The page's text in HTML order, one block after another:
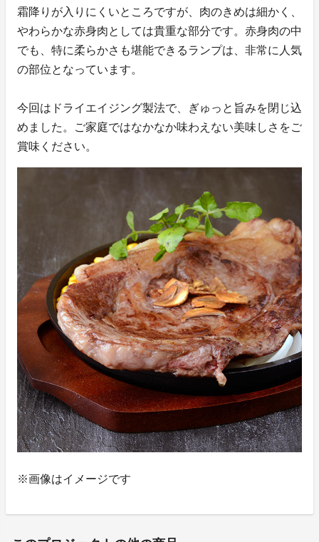
霜降りが入りにくいところですが、肉のきめは細かく、
やわらかな赤身肉としては貴重な部分です。赤身肉の中
でも、特に柔らかさも堪能できるランプは、非常に人気
の部位となっています。
今回はドライエイジング製法で、ぎゅっと旨みを閉じ込
めました。ご家庭ではなかなか味わえない美味しさをご
賞味ください。
※画像はイメージです